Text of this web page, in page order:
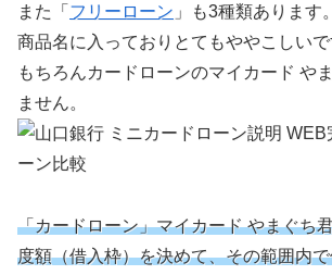
また「 フリーローン 」も3種類あります
商品名に入っておりとてもややこしい
もちろんカードローンのマイカード や
ません。
「カードローン」マイカード やまぐち
度額（借入枠）を決めて、その範囲内